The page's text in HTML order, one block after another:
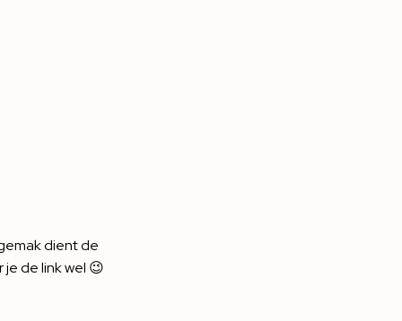
dient de
de link wel 😉